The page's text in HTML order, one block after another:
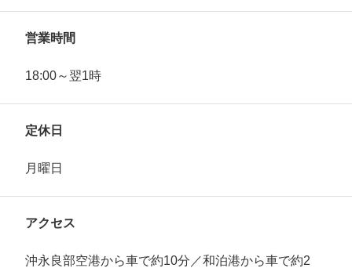
営業時間
18:00～翌1時
定休日
月曜日
アクセス
沖永良部空港から車で約10分／和泊港から車で約2